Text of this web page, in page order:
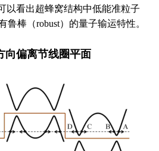
以看出超蜂窝结构中低能准粒子
鲁棒（robust）的量子输运特性。
向偏离节线圈平面